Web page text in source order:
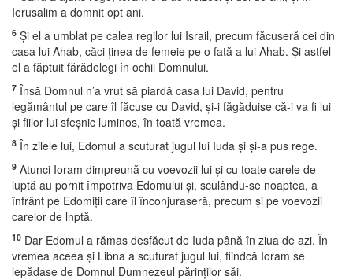
Ierusalim a domnit opt ani.
6 Şi el a umblat pe calea regilor lui Israil, precum făcuseră cei din
casa lui Ahab, căci ţinea de femeie pe o fată a lui Ahab. Şi astfel
el a făptuit fărădelegi în ochii Domnului.
7 Însă Domnul n’a vrut să piardă casa lui David, pentru
legământul pe care îl făcuse cu David, şi-i făgăduise că-i va fi lui
şi fiilor lui sfeşnic luminos, în toată vremea.
8 În zilele lui, Edomul a scuturat jugul lui Iuda şi şi-a pus rege.
9 Atunci Ioram dimpreună cu voevozii lui şi cu toate carele de
luptă au pornit împotriva Edomului şi, sculându-se noaptea, a
înfrânt pe Edomiţii care îl înconjuraseră, precum şi pe voevozii
carelor de lnptă.
10 Dar Edomul a rămas desfăcut de Iuda până în ziua de azi. În
vremea aceea şi Libna a scuturat jugul lui, fiindcă Ioram se
lepădase de Domnul Dumnezeul părinţilor săi.